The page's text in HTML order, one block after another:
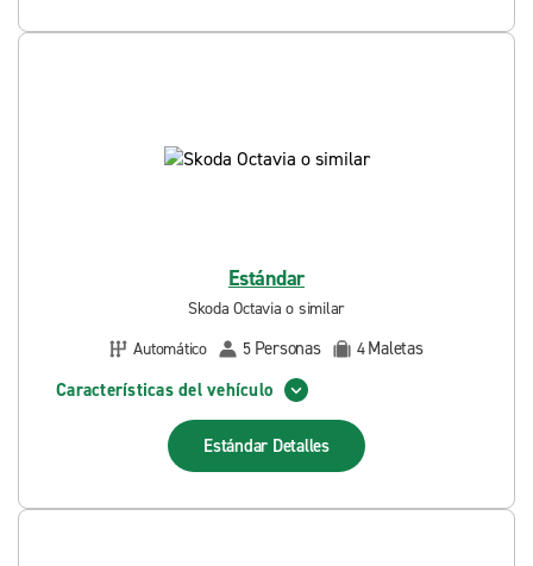
Estándar
Skoda Octavia o similar
Automático
5 Personas 4Maletas
Características del vehículo
Estándar Detalles